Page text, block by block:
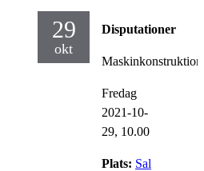
29
okt
Disputationer
Maskinkonstruktion
Fredag
2021-10-
29, 10.00
Plats: Sal